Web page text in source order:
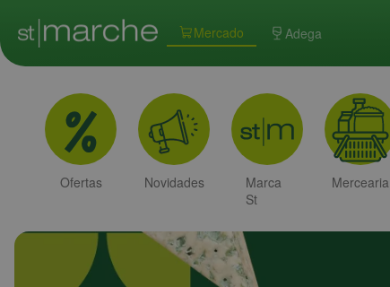
Mercado Adega
Ofertas Novidades
Marca
St
Mercearia